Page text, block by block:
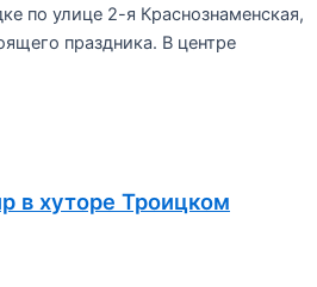
по улице 2-я Краснознаменская,
праздника. В центре
в хуторе Троицком